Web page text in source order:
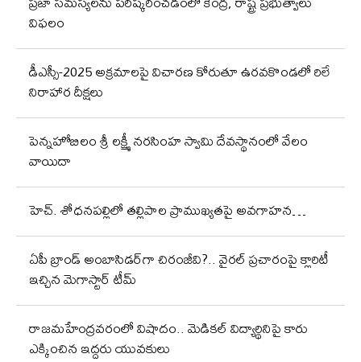
విఫలం
డీఎస్సీ-2025 అక్రమాలపై విచారణ కోరుతూ ఉరవకొండలో రిలే
నిరాహార దీక్షలు
పెన్నహోబిలం శ్రీ లక్ష్మీ నరసింహ స్వామి దేవస్థానంలో వేలం
వాయిదా
హెచ్. శోధనపల్లిలో తల్లిపాల ప్రాముఖ్యతపై అవగాహన…
ఏపీ బ్రాండ్ అంబాసిడర్‌గా చిరంజీవి?.. వైరల్ ప్రచారంపై క్లారిటీ
ఇచ్చిన మెగాస్టార్ టీమ్
రాజమహేంద్రవరంలో విషాదం.. మెడికల్ విద్యార్థినిపై కారు
ఎక్కించిన ఇద్దరు యువకులు